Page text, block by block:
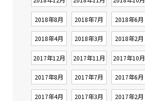
2018年8月 2018年7月 2018年6月
2018年4月 2018年3月 2018年2月
2017年12月 2017年11月 2017年10月
2017年8月 2017年7月 2017年6月
2017年4月 2017年3月 2017年2月